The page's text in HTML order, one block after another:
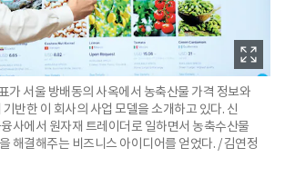
가 서울 방배동의 사옥에서 농축산물 가격 정보와
반한 이 회사의 사업 모델을 소개하고 있다. 신
사에서 원자재 트레이더로 일하면서 농축수산물
해결해주는 비즈니스 아이디어를 얻었다. / 김연정